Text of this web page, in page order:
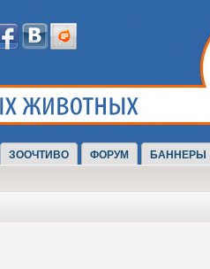
ЗООЧТИВО ФОРУМ БАННЕРЫ